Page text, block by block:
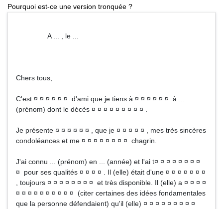
Pourquoi est-ce une version tronquée ?
A ... , le ...
Chers tous,
C'est ¤ ¤ ¤ ¤ ¤ ¤ d'ami que je tiens à ¤ ¤ ¤ ¤ ¤ ¤ à ...
(prénom) dont le décès ¤ ¤ ¤ ¤ ¤ ¤ ¤ ¤ ¤ .
Je présente ¤ ¤ ¤ ¤ ¤ ¤ , que je ¤ ¤ ¤ ¤ ¤ , mes très sincères
condoléances et me ¤ ¤ ¤ ¤ ¤ ¤ ¤ ¤ chagrin.
J'ai connu ... (prénom) en ... (année) et l'ai t¤ ¤ ¤ ¤ ¤ ¤ ¤ ¤
¤ pour ses qualités ¤ ¤ ¤ ¤ . Il (elle) était d'une ¤ ¤ ¤ ¤ ¤ ¤ ¤
, toujours ¤ ¤ ¤ ¤ ¤ ¤ ¤ ¤ et très disponible. Il (elle) a ¤ ¤ ¤ ¤
¤ ¤ ¤ ¤ ¤ ¤ ¤ ¤ ¤ ¤ (citer certaines des idées fondamentales
que la personne défendaient) qu'il (elle) ¤ ¤ ¤ ¤ ¤ ¤ ¤ ¤ ¤